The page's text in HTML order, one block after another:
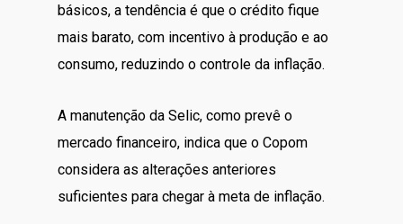
básicos, a tendência é que o crédito fique
mais barato, com incentivo à produção e ao
consumo, reduzindo o controle da inflação.
A manutenção da Selic, como prevê o
mercado financeiro, indica que o Copom
considera as alterações anteriores
suficientes para chegar à meta de inflação.